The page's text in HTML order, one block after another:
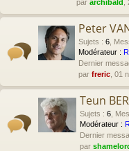
par archibald
Peter
Sujets : 6
Modérateur :
Dernier
par freric , 01
Teun
Sujets : 6
Modérateur :
Dernier
par